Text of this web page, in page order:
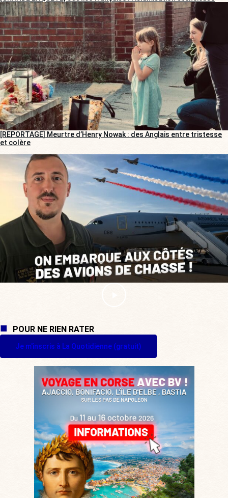
[REPORTAGE] Meurtre d’Henry Nowak : des Anglais entre tristesse
et colère
POUR NE RIEN RATER
Je m'inscris à La Quotidienne (gratuit)